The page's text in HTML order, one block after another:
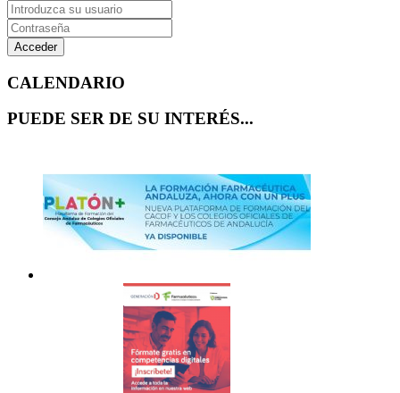
Acceder
CALENDARIO
PUEDE SER DE SU INTERÉS...